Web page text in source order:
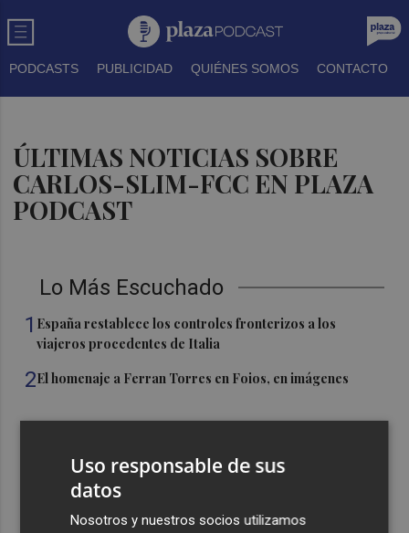
PODCASTS PUBLICIDAD QUIÉNES SOMOS CONTACTO
ÚLTIMAS NOTICIAS SOBRE
CARLOS-SLIM-FCC EN PLAZA
PODCAST
Lo Más Escuchado
1 España restablece los controles fronterizos a los
viajeros procedentes de Italia
2El homenaje a Ferran Torres en Foios, en imágenes
Foios se vuelca con Ferran Torres
Uso responsable de sus
datos
Nosotros y nuestros socios utilizamos